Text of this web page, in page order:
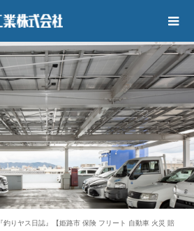
『釣りヤス日誌』【姫路市 保険 フリート 自動車 火災 賠